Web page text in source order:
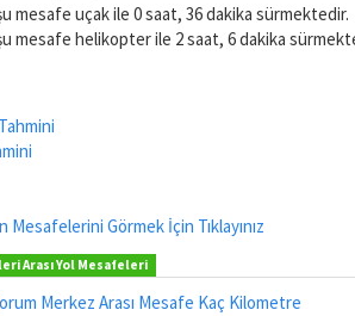
mesafe uçak ile 0 saat, 36 dakika sürmektedir.
mesafe helikopter ile 2 saat, 6 dakika
Mesafelerini Görmek İçin Tıklayınız
Arası Yol Mesafeleri
Merkez Arası Mesafe Kaç Kilometre